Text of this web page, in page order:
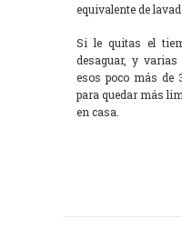
equivalente de
Si le quitas el
desaguar, y
esos poco más de
para quedar más
en casa.